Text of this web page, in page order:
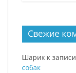
Свежие
Шарик к записи
собак